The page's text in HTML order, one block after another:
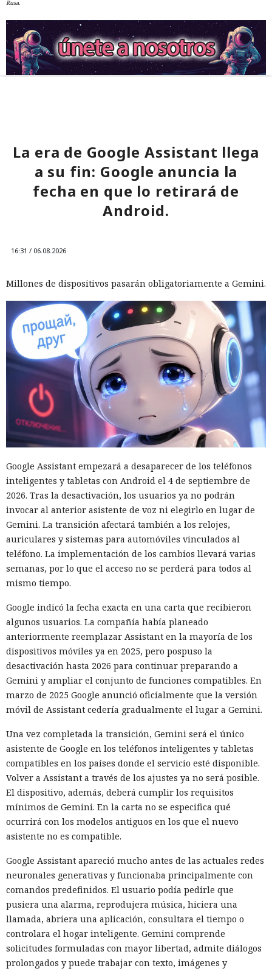
Rusa.
La era de Google Assistant llega
a su fin: Google anuncia la
fecha en que lo retirará de
Android.
16:31 / 06.08.2026
Millones de dispositivos pasarán obligatoriamente a Gemini.
Google Assistant empezará a desaparecer de los teléfonos
inteligentes y tabletas con Android el 4 de septiembre de
2026. Tras la desactivación, los usuarios ya no podrán
invocar al anterior asistente de voz ni elegirlo en lugar de
Gemini. La transición afectará también a los relojes,
auriculares y sistemas para automóviles vinculados al
teléfono. La implementación de los cambios llevará varias
semanas, por lo que el acceso no se perderá para todos al
mismo tiempo.
Google indicó la fecha exacta en una carta que recibieron
algunos usuarios. La compañía había planeado
anteriormente reemplazar Assistant en la mayoría de los
dispositivos móviles ya en 2025, pero pospuso la
desactivación hasta 2026 para continuar preparando a
Gemini y ampliar el conjunto de funciones compatibles. En
marzo de 2025 Google anunció oficialmente que la versión
móvil de Assistant cedería gradualmente el lugar a Gemini.
Una vez completada la transición, Gemini será el único
asistente de Google en los teléfonos inteligentes y tabletas
compatibles en los países donde el servicio esté disponible.
Volver a Assistant a través de los ajustes ya no será posible.
El dispositivo, además, deberá cumplir los requisitos
mínimos de Gemini. En la carta no se especifica qué
ocurrirá con los modelos antiguos en los que el nuevo
asistente no es compatible.
Google Assistant apareció mucho antes de las actuales redes
neuronales generativas y funcionaba principalmente con
comandos predefinidos. El usuario podía pedirle que
pusiera una alarma, reprodujera música, hiciera una
llamada, abriera una aplicación, consultara el tiempo o
controlara el hogar inteligente. Gemini comprende
solicitudes formuladas con mayor libertad, admite diálogos
prolongados y puede trabajar con texto, imágenes y